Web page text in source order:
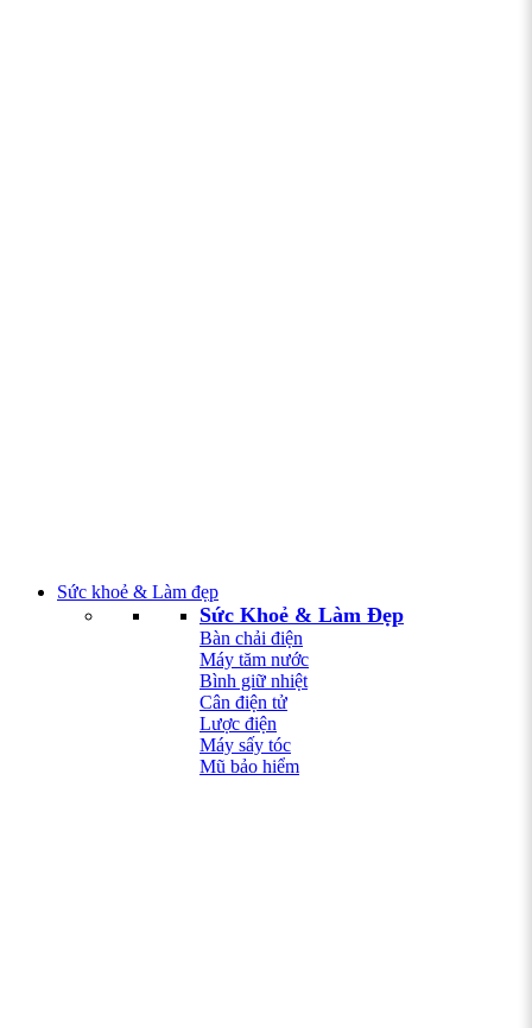
Sức khoẻ & Làm đẹp
Sức Khoẻ & Làm Đẹp
Bàn chải điện
Máy tăm nước
Bình giữ nhiệt
Cân điện tử
Lược điện
Máy sấy tóc
Mũ bảo hiểm